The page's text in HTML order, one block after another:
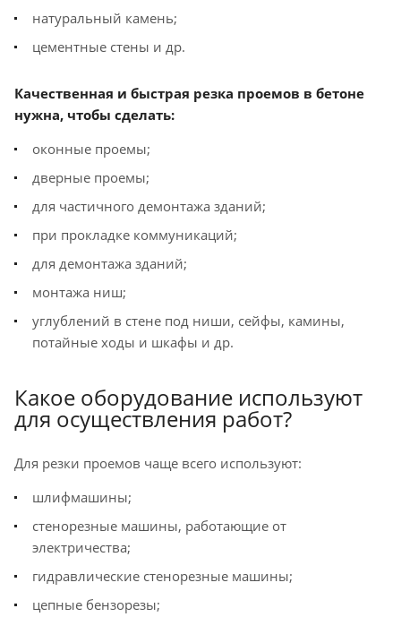
натуральный камень;
цементные стены и др.
Качественная и быстрая резка проемов в бетоне
нужна, чтобы сделать:
оконные проемы;
дверные проемы;
для частичного демонтажа зданий;
при прокладке коммуникаций;
для демонтажа зданий;
монтажа ниш;
углублений в стене под ниши, сейфы, камины,
потайные ходы и шкафы и др.
Какое оборудование используют
для осуществления работ?
Для резки проемов чаще всего используют:
шлифмашины;
стенорезные машины, работающие от
электричества;
гидравлические стенорезные машины;
цепные бензорезы;